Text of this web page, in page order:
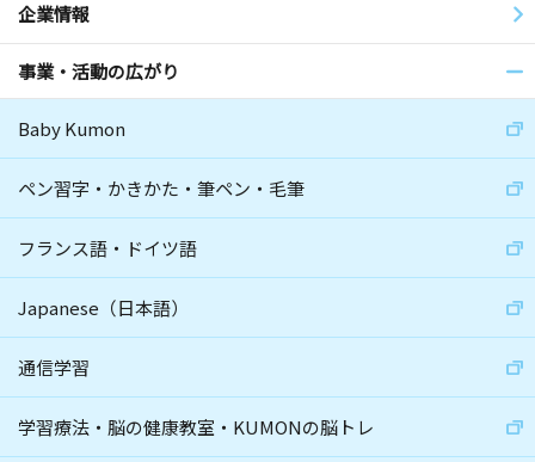
企業情報
事業・活動の広がり
Baby Kumon
ペン習字・かきかた・筆ペン・毛筆
フランス語・ドイツ語
Japanese（日本語）
通信学習
学習療法・脳の健康教室・KUMONの脳トレ